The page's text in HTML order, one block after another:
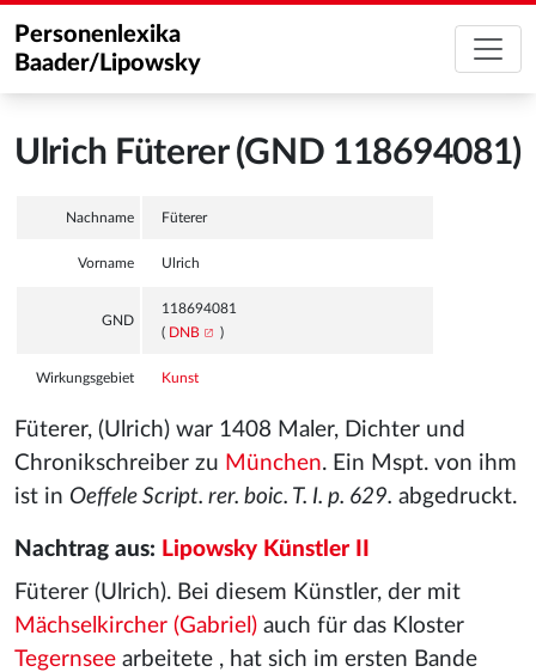
Personenlexika
Baader/Lipowsky
Ulrich Füterer (GND 118694081)
Nachname Füterer
Vorname Ulrich
GND
118694081
( DNB )
Wirkungsgebiet Kunst
Füterer, (Ulrich) war 1408 Maler, Dichter und
Chronikschreiber zu München. Ein Mspt. von ihm
ist in Oeffele Script. rer. boic. T. I. p. 629. abgedruckt.
Nachtrag aus: Lipowsky Künstler II
Füterer (Ulrich). Bei diesem Künstler, der mit
Mächselkircher (Gabriel) auch für das Kloster
Tegernsee arbeitete , hat sich im ersten Bande